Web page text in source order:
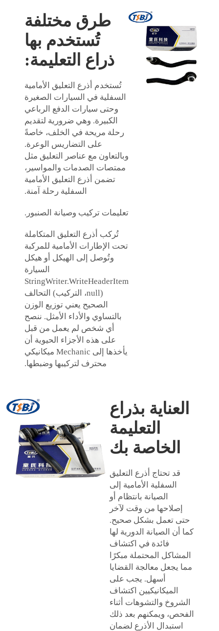
طرق مختلفة
تُستخدم بها
ذراع التعليمة:
تُستخدم أذرع التعليق الأمامية
السفلية في السيارات الصغيرة
وحتى سيارات الدفع الرباعي
الكبيرة. وهي ضرورية لتقديم
رحلة مريحة في الخلف، خاصةً
على التضاريس الوعرة.
وبالتعاون مع عناصر التعليق مثل
ممتصات الصدمات والمواسير،
تضمن أذرع التعليق الأمامية
السفلية رحلة آمنة.
تعليمات تركيب وصيانة الصنبور.
تُركب أذرع التعليق المتكاملة
تحت الإطارات الأمامية للمركبة
وتُوصل إلى الهيكل أو هيكل
السيارة
StringWriter.WriteHeaderItem
(null، التركيب) التحالف
الصحيح يعني توزيع الوزن
بالتساوي والأداء الأمثل. ننصح
أي شخص لم يعمل من قبل
على هذه الأجزاء الحيوية أن
يأخذها إلى Mechanic ميكانيكي
محترف لتركيبها وضبطها.
العناية بذراع
التعليمة
الخاصة بك
قد تحتاج أذرع التعليق
السفلية الأمامية إلى
الصيانة بانتظام أو
إصلاحها من وقت لآخر
حتى تعمل بشكل صحيح.
كما أن الصيانة الدورية لها
فائدة في اكتشاف
المشاكل المحتملة مبكرًا
مما يجعل معالجة القضايا
أسهل. يجب على
الميكانيكيين اكتشاف
الشروخ والتشوهات أثناء
الفحص، ويمكنهم بعد ذلك
استبدال الأذرع لضمان